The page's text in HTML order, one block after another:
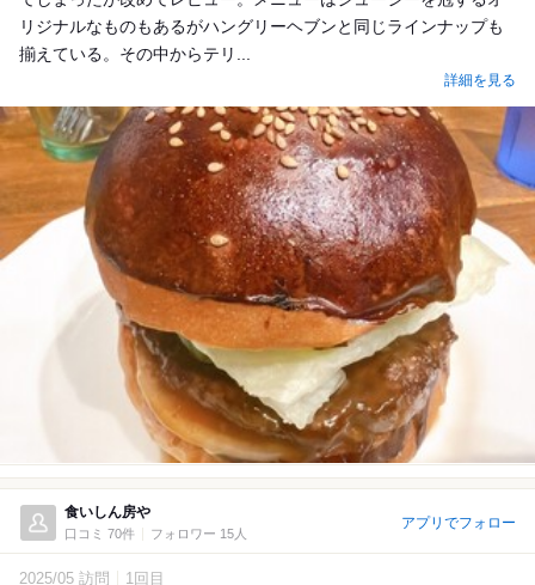
リジナルなものもあるがハングリーヘブンと同じラインナップも
揃えている。その中からテリ...
詳細を見る
食いしん房や
口コミ 70件 フォロワー 15人
アプリでフォロー
2025/05 訪問 1回目